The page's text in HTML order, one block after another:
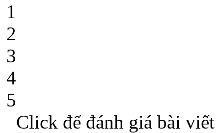
1
2
3
4
5
Click để đánh giá bài viết